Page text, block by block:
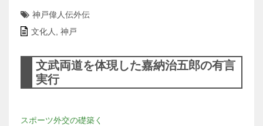
神戸偉人伝外伝
文化人
神戸
文武両道を体現した嘉納治五郎の有言
実行
スポーツ外交の礎築く